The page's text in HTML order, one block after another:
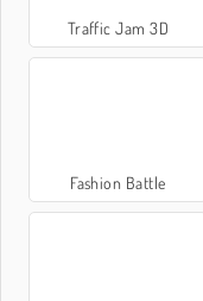
Traffic Jam 3D
Fashion Battle